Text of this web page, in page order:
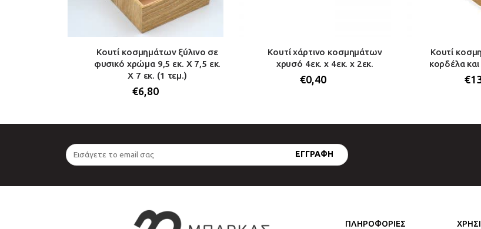
Κουτί κοσμημάτων ξύλινο σε
φυσικό χρώμα 9,5 εκ. Χ 7,5 εκ.
Χ 7 εκ. (1 τεμ.)
€6,80
Κουτί χάρτινο κοσμημάτων
χρυσό 4εκ. x 4εκ. x 2εκ.
€0,40
Κουτί
κορδέλα και
€
ΠΛΗΡΟΦΟΡΙΕΣ